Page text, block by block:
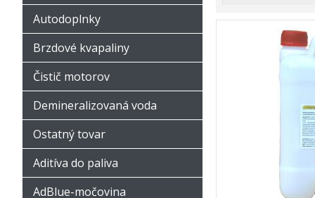
Autodoplnky
Brzdové kvapaliny
Čistič motorov
Demineralizovaná voda
Ostatný tovar
Aditíva do paliva
AdBlue-močovina